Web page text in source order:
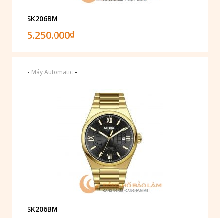
SK206BM
5.250.000₫
- Máy Automatic -
SK206BM